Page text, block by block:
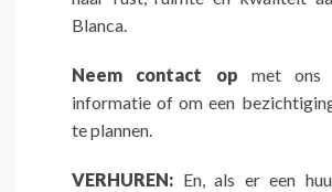
Blanca.
Neem contact op met ons
informatie of om een
te plannen.
VERHUREN: En, als er een